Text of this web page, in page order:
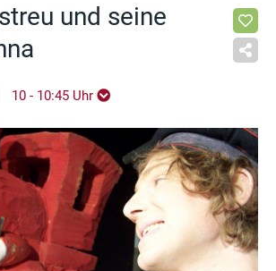
und seine
10 - 10:45 Uhr